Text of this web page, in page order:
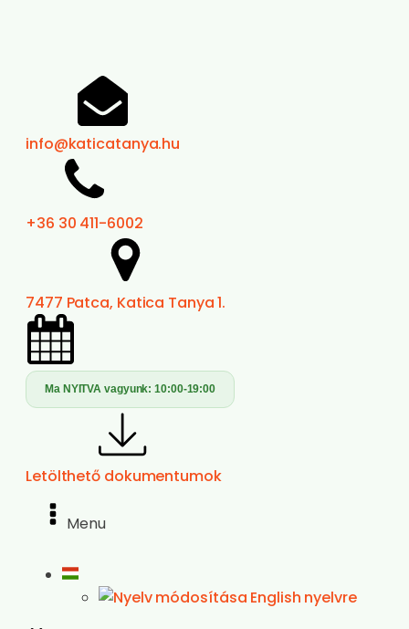
info@katicatanya.hu
+36 30 411-6002
7477 Patca, Katica Tanya 1.
Ma NYITVA vagyunk:10:00-19:00
Letölthető dokumentumok
Menu